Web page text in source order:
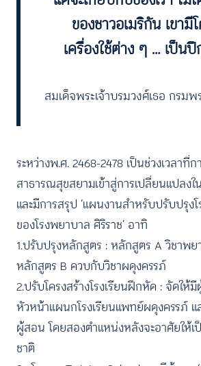
ของชาวอเมริกัน เขา
เครื่องใช้ต่าง ๆ … เป็
สมเด็จพระเจ้าบรมวงศ์เธอ กรม
ระหว่างพ.ศ. 2468-2478 เป็นช่วงเวลาที่
สาธารณสุขสยามเข้าสู่การเปลี่ยนแปลงใ
และมีการสรุป ‘แผนงานสำหรับปรับปรุง
ของโรงพยาบาล ศิริราช’ อาทิ
1.ปรับปรุงหลักสูตร : หลักสูตร A วิชาพย
หลักสูตร B ควบกับวิชาผดุงครรภ์
2.ปรับโครงสร้างโรงเรียนฝึกหัด : จัดให้
หัวหน้าแผนกโรงเรียนแพทย์ผดุงครรภ์
ผู้สอน โดยสองตำแหน่งหลังจะอาศัยให้
ชาติ